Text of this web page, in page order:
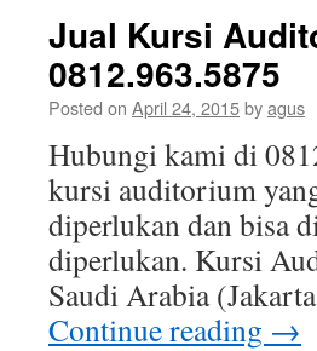
Jual Kursi
0812.963.5875
Posted on April 24, 2015byagus
Hubungi kami di
kursi auditorium
diperlukan dan bisa
diperlukan. Kursi
Saudi Arabia
Continue reading →